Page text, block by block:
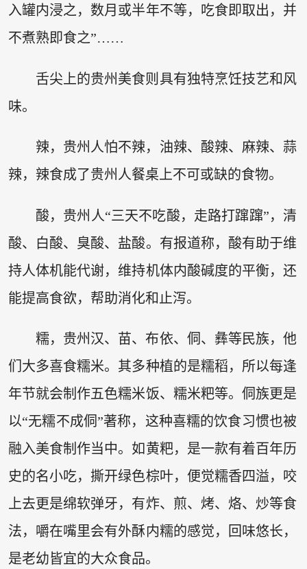
入罐内浸之，数月或半年不等，吃食即取出，并
不煮熟即食之”……
舌尖上的贵州美食则具有独特烹饪技艺和风
味。
辣，贵州人怕不辣，油辣、酸辣、麻辣、蒜
辣，辣食成了贵州人餐桌上不可或缺的食物。
酸，贵州人“三天不吃酸，走路打蹿蹿”，清
酸、白酸、臭酸、盐酸。有报道称，酸有助于维
持人体机能代谢，维持机体内酸碱度的平衡，还
能提高食欲，帮助消化和止泻。
糯，贵州汉、苗、布依、侗、彝等民族，他
们大多喜食糯米。其多种植的是糯稻，所以每逢
年节就会制作五色糯米饭、糯米粑等。侗族更是
以“无糯不成侗”著称，这种喜糯的饮食习惯也被
融入美食制作当中。如黄粑，是一款有着百年历
史的名小吃，撕开绿色棕叶，便觉糯香四溢，咬
上去更是绵软弹牙，有炸、煎、烤、烙、炒等食
法，嚼在嘴里会有外酥内糯的感觉，回味悠长，
是老幼皆宜的大众食品。